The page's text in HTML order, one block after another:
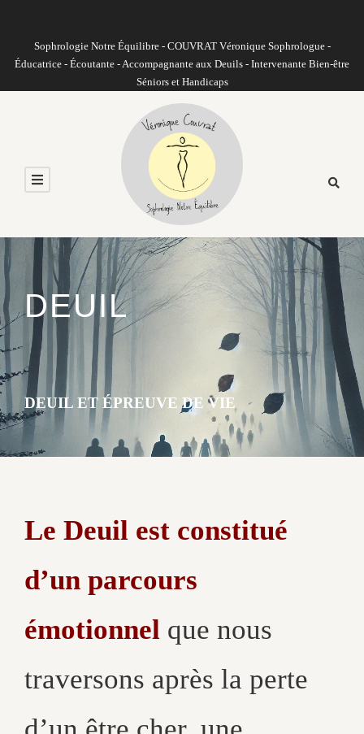
Sophrologie Notre Équilibre - COUVRAT Véronique Sophrologue -
Éducatrice - Écoutante - Accompagnante aux Deuils - Intervenante Bien-être
Séniors et Handicaps
DEUIL
DEUIL ET ÉPREUVE DE VIE
Le Deuil est constitué
d’un parcours
émotionnel que nous
traversons après la perte